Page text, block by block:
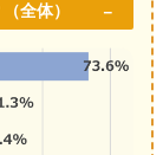
全体）